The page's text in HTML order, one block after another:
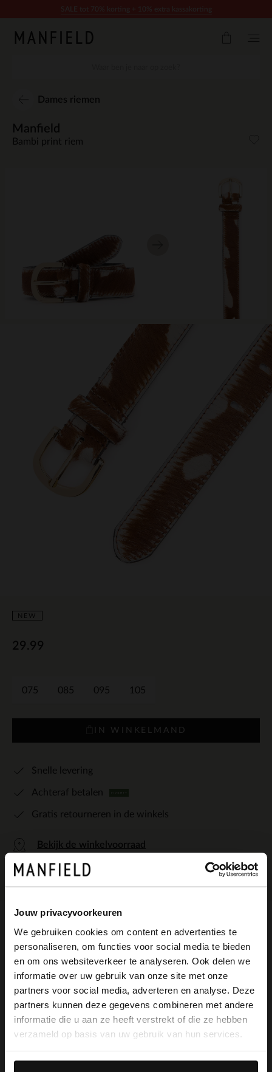
Jouw privacyvoorkeuren
We gebruiken cookies om content en advertenties te
personaliseren, om functies voor social media te bieden
en om ons websiteverkeer te analyseren. Ook delen we
informatie over uw gebruik van onze site met onze
partners voor social media, adverteren en analyse. Deze
partners kunnen deze gegevens combineren met andere
informatie die u aan ze heeft verstrekt of die ze hebben
verzameld op basis van uw gebruik van hun services.
Dames riemen
NEW
Manfield
Bambi print riem
29.99
075 085 095 105
IN WINKELMAND
Snelle levering
Achteraf betalen
Gratis retourneren in de winkels
Bekijk de winkelvoorraad
Omschrijving
Bambi print riem van Manfield met
gouden gesp. LET OP - de riem is gemaakt
van natuurlijk materiaal, hierdoor heeft elk
×
View this website in English?
It looks like your language isn't Dutch. Would
you like to switch to English?
English